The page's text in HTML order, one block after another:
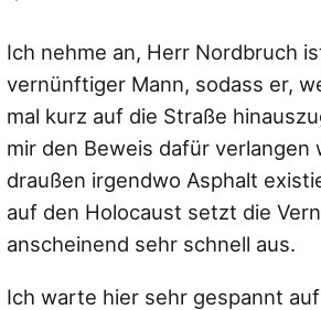
Ich nehme an, Herr Nordbruch
vernünftiger Mann, sodass er,
mal kurz auf die Straße
mir den Beweis dafür verlangen
draußen irgendwo Asphalt
auf den Holocaust setzt die
anscheinend sehr schnell aus.
Ich warte hier sehr gespannt